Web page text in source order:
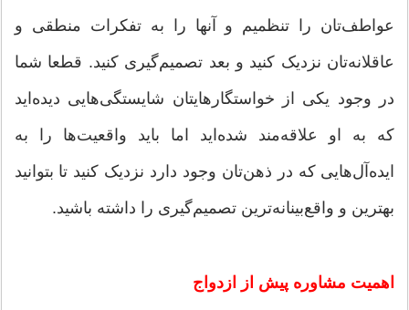
عواطف‌تان را تنظمیم و آنها را به تفکرات منطقی و
عاقلانه‌تان نزدیک کنید و بعد تصمیم‌گیری کنید. قطعا شما
در وجود یکی از خواستگارهایتان شایستگی‌هایی دیده‌اید
که به او علاقه‌مند شده‌اید اما باید واقعیت‌ها را به
ایده‌آل‌هایی که در ذهن‌تان وجود دارد نزدیک کنید تا بتوانید
بهترین و واقع‌بینانه‌ترین تصمیم‌گیری را داشته باشید.
اهمیت مشاوره پیش از ازدواج